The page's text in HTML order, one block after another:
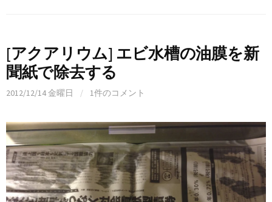
[アクアリウム] エビ水槽の油膜を新
聞紙で除去する
2012/12/14 金曜日 / 1件のコメント